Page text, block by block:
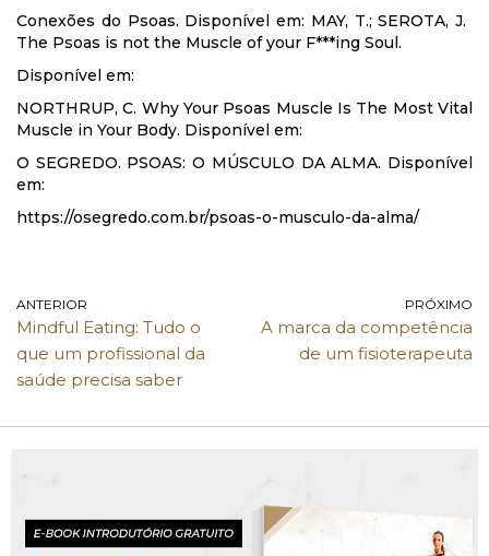
Conexões do Psoas​. Disponível em: MAY, T.; SEROTA, J. ​
The Psoas is not the Muscle of your F***ing Soul.
Disponível em:
NORTHRUP, C. ​Why Your Psoas Muscle Is The Most Vital
Muscle in Your Body​. Disponível em:
O SEGREDO. ​PSOAS: O MÚSCULO DA ALMA​. Disponível
em:
https://osegredo.com.br/psoas-o-musculo-da-alma/
ANTERIOR
Mindful Eating: Tudo o
que um profissional da
saúde precisa saber
PRÓXIMO
A marca da competência
de um fisioterapeuta